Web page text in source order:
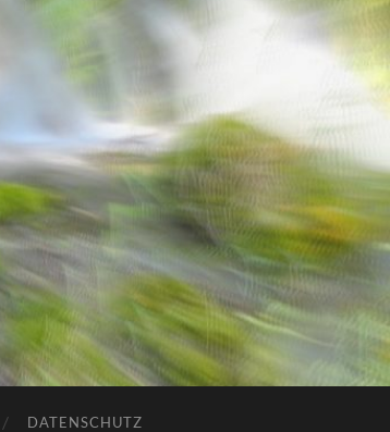
DATENSCHUTZ